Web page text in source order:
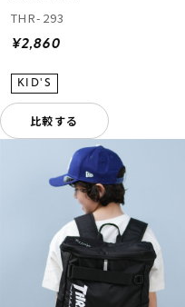
THR-293
¥2,860
比較する